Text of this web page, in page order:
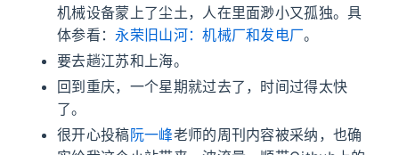
机械设备蒙上了尘土，人在里面渺小又孤独。具
体参看：永荣旧山河：机械厂和发电厂。
要去趟江苏和上海。
回到重庆，一个星期就过去了，时间过得太快
了。
很开心投稿阮一峰老师的周刊内容被采纳，也确